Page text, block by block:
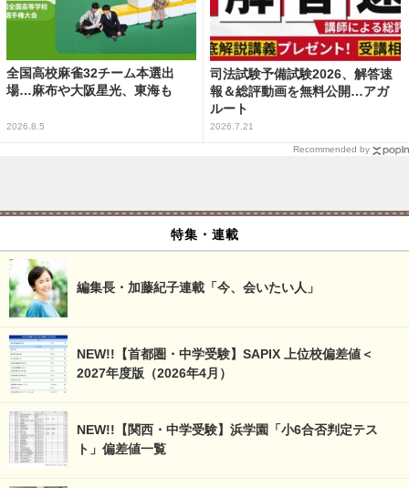
全国高校麻雀32チーム本選出
場…麻布や大阪星光、東海も
2026.8.5
司法試験予備試験2026、解答速
報＆総評動画を無料公開…アガ
ルート
2026.7.21
Recommended by
特集・連載
編集長・加藤紀子連載「今、会いたい人」
NEW!!【首都圏・中学受験】SAPIX 上位校偏差値＜
2027年度版（2026年4月）
NEW!!【関西・中学受験】浜学園「小6合否判定テス
ト」偏差値一覧